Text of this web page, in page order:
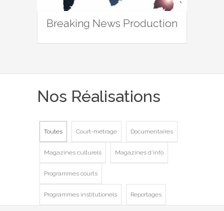
Breaking News Production
Nos Réalisations
Toutes Court-métrage Documentaires
Magazines culturels Magazines d'info
Programmes courts
Programmes institutionels Reportages